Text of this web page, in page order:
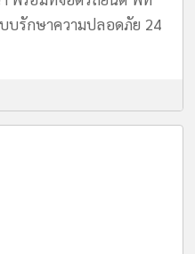
บรักษาความปลอดภัย 24